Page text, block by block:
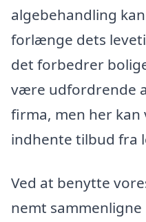
algebehandling
forlænge dets
det forbedrer
være udfordrende
firma, men her
indhente tilbud fra
Ved at benytte
nemt